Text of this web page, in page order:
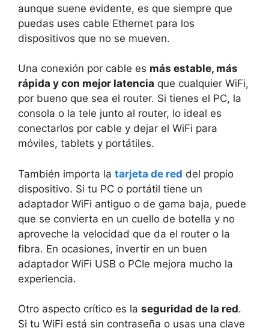
aunque suene evidente, es que siempre que
puedas uses cable Ethernet para los
dispositivos que no se mueven.
Una conexión por cable es más estable, más
rápida y con mejor latencia que cualquier WiFi,
por bueno que sea el router. Si tienes el PC, la
consola o la tele junto al router, lo ideal es
conectarlos por cable y dejar el WiFi para
móviles, tablets y portátiles.
También importa la tarjeta de red del propio
dispositivo. Si tu PC o portátil tiene un
adaptador WiFi antiguo o de gama baja, puede
que se convierta en un cuello de botella y no
aproveche la velocidad que da el router o la
fibra. En ocasiones, invertir en un buen
adaptador WiFi USB o PCIe mejora mucho la
experiencia.
Otro aspecto crítico es la seguridad de la red.
Si tu WiFi está sin contraseña o usas una clave